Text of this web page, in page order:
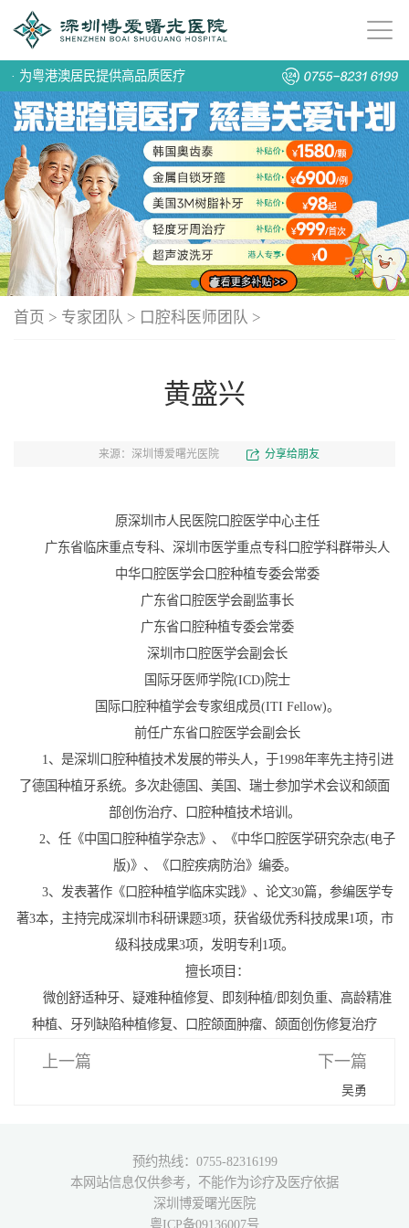
· 为粤港澳居民提供高品质医疗
首页 > 专家团队 > 口腔科医师团队 >
黄盛兴
来源：深圳博爱曙光医院 分享给朋友
原深圳市人民医院口腔医学中心主任
广东省临床重点专科、深圳市医学重点专科口腔学科群带头人
中华口腔医学会口腔种植专委会常委
广东省口腔医学会副监事长
广东省口腔种植专委会常委
深圳市口腔医学会副会长
国际牙医师学院(ICD)院士
国际口腔种植学会专家组成员(ITI Fellow)。
前任广东省口腔医学会副会长
1、是深圳口腔种植技术发展的带头人，于1998年率先主持引进
了德国种植牙系统。多次赴德国、美国、瑞士参加学术会议和颌面
部创伤治疗、口腔种植技术培训。
2、任《中国口腔种植学杂志》、《中华口腔医学研究杂志(电子
版)》、《口腔疾病防治》编委。
3、发表著作《口腔种植学临床实践》、论文30篇，参编医学专
著3本，主持完成深圳市科研课题3项，获省级优秀科技成果1项，市
级科技成果3项，发明专利1项。
擅长项目：
微创舒适种牙、疑难种植修复、即刻种植/即刻负重、高龄精准
种植、牙列缺陷种植修复、口腔颌面肿瘤、颌面创伤修复治疗
上一篇 下一篇
吴勇
预约热线：0755-82316199
本网站信息仅供参考，不能作为诊疗及医疗依据
深圳博爱曙光医院
粤ICP备09136007号